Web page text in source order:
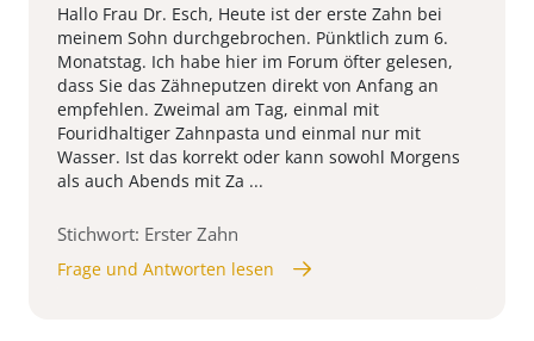
Hallo Frau Dr. Esch, Heute ist der erste Zahn bei
meinem Sohn durchgebrochen. Pünktlich zum 6.
Monatstag. Ich habe hier im Forum öfter gelesen,
dass Sie das Zähneputzen direkt von Anfang an
empfehlen. Zweimal am Tag, einmal mit
Fouridhaltiger Zahnpasta und einmal nur mit
Wasser. Ist das korrekt oder kann sowohl Morgens
als auch Abends mit Za ...
Stichwort: Erster Zahn
Frage und Antworten lesen